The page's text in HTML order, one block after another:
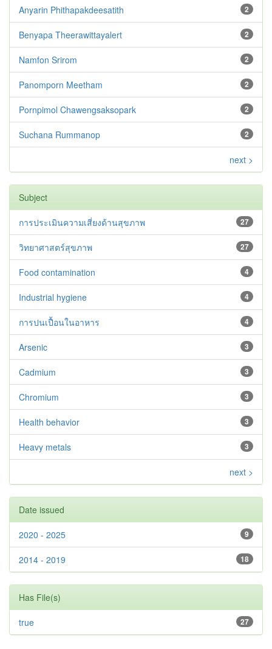
2
Anyarin Phithapakdeesatith
2
Benyapa Theerawittayalert
2
Namfon Srirom
2
Panomporn Meetham
2
Pornpimol Chawengsaksopark
2
Suchana Rummanop
next >
Subject
27
การประเมินความเสี่ยงด้านสุขภาพ
27
วิทยาศาสตร์สุขภาพ
4
Food contamination
4
Industrial hygiene
4
การปนเปื้อนในอาหาร
3
Arsenic
3
Cadmium
3
Chromium
3
Health behavior
3
Heavy metals
next >
Date issued
9
2020 - 2025
18
2014 - 2019
Has File(s)
27
true